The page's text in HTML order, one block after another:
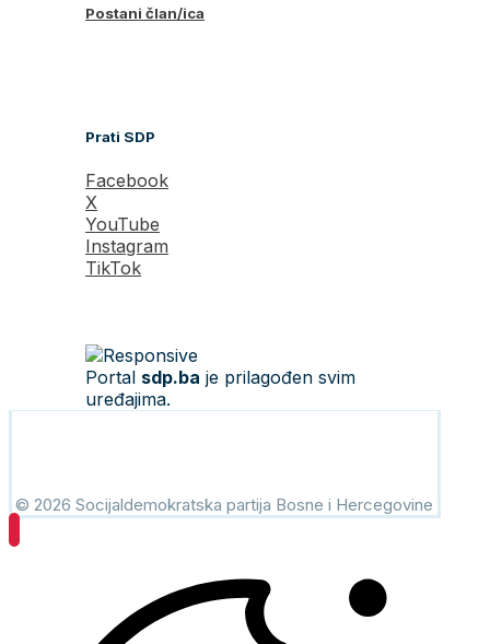
Postani član/ica
Prati SDP
Facebook
X
YouTube
Instagram
TikTok
Portal sdp.ba je prilagođen svim
uređajima.
© 2026 Socijaldemokratska partija Bosne i Hercegovine